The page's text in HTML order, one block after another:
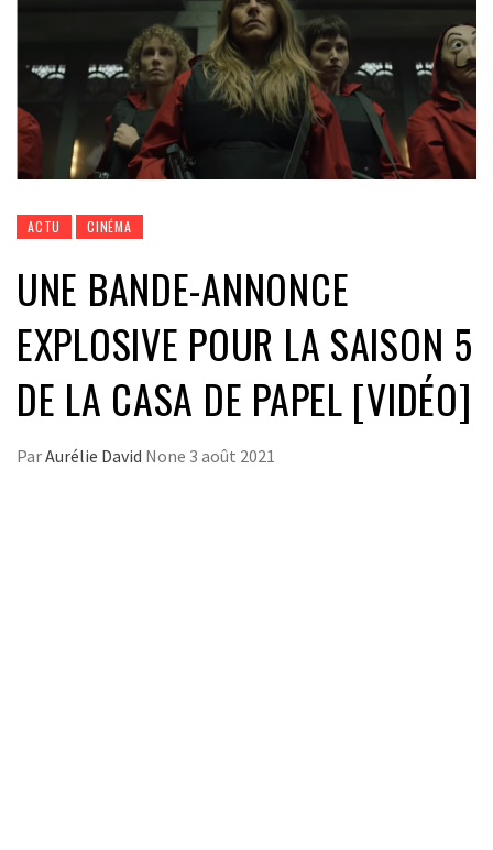
ACTU CINÉMA
UNE BANDE-ANNONCE
EXPLOSIVE POUR LA SAISON 5
DE LA CASA DE PAPEL [VIDÉO]
ParAurélie David None 3 août 2021